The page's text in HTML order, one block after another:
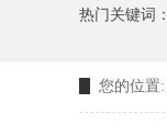
热门关键词：
您的位置: